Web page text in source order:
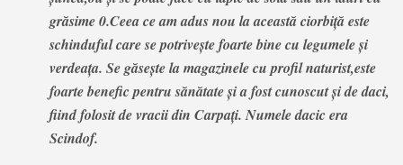
grăsime 0.Ceea ce am adus nou la această ciorbiță este
schinduful care se potrivește foarte bine cu legumele și
verdeața. Se găsește la magazinele cu profil naturist,este
foarte benefic pentru sănătate și a fost cunoscut și de daci,
fiind folosit de vracii din Carpați. Numele dacic era
Scindof.